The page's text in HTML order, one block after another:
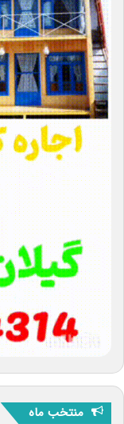
منتخب ماه